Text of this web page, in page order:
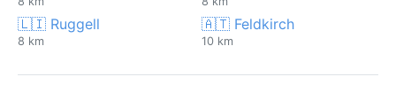
🇱🇮 Ruggell
8 km
🇦🇹 Feldkirch
10 km